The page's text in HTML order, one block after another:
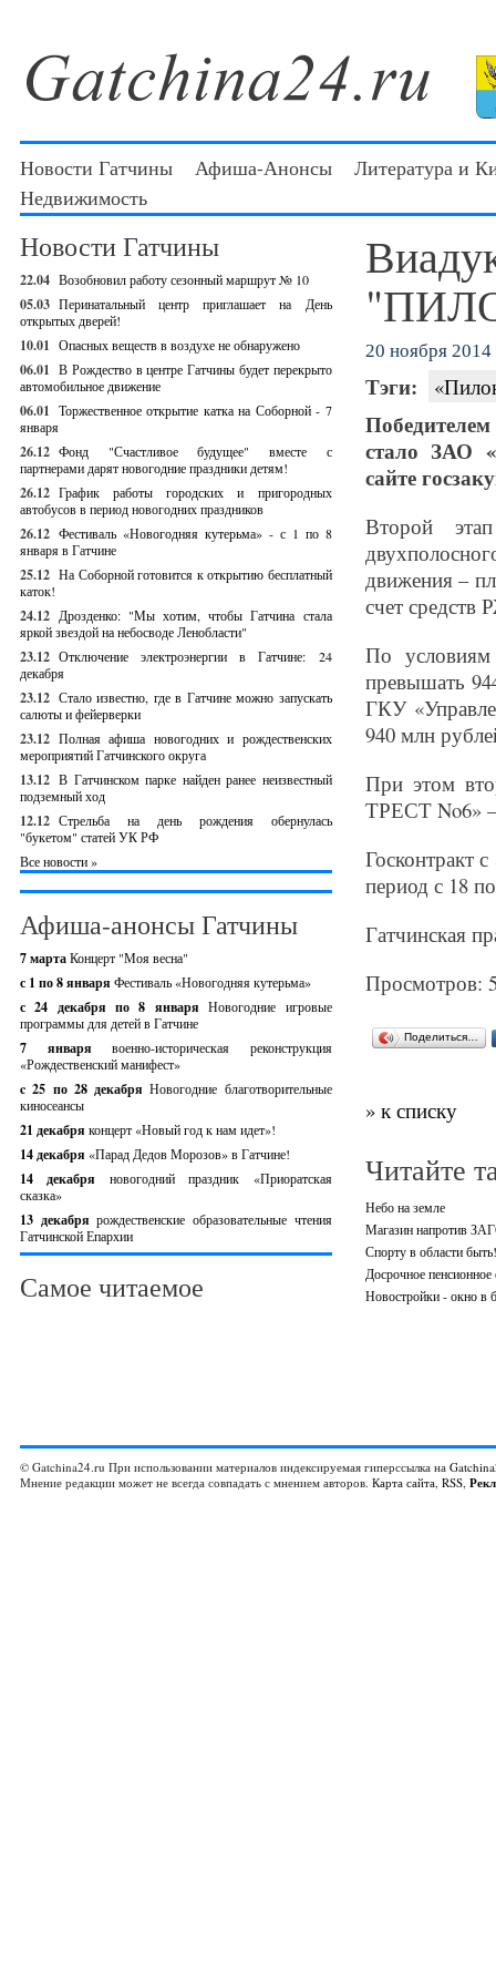
Новости Гатчины Афиша-Анонсы
Литература и
Недвижимость
Новости Гатчины
22.04 Возобновил работу сезонный маршрут № 10
05.03 Перинатальный центр приглашает на День
открытых дверей!
10.01 Опасных веществ в воздухе не обнаружено
06.01 В Рождество в центре Гатчины будет перекрыто
автомобильное движение
06.01 Торжественное открытие катка на Соборной - 7
января
26.12 Фонд "Счастливое будущее" вместе с
партнерами дарят новогодние праздники детям!
26.12 График работы городских и пригородных
автобусов в период новогодних праздников
26.12 Фестиваль «Новогодняя кутерьма» - с 1 по 8
января в Гатчине
25.12 На Соборной готовится к открытию бесплатный
каток!
24.12 Дрозденко: "Мы хотим, чтобы Гатчина стала
яркой звездой на небосводе Ленобласти"
23.12 Отключение электроэнергии в Гатчине: 24
декабря
23.12 Стало известно, где в Гатчине можно запускать
салюты и фейерверки
23.12 Полная афиша новогодних и рождественских
мероприятий Гатчинского округа
13.12 В Гатчинском парке найден ранее неизвестный
подземный ход
12.12 Стрельба на день рождения обернулась
"букетом" статей УК РФ
Все новости »
Афиша-анонсы Гатчины
7 мартаКонцерт "Моя весна"
с 1 по 8 января Фестиваль «Новогодняя кутерьма»
с 24 декабря по 8 январяНовогодние игровые
программы для детей в Гатчине
7 январявоенно-историческая реконструкция
«Рождественский манифест»
c 25 по 28 декабряНовогодние благотворительные
киносеансы
21 декабря концерт «Новый год к нам идет»!
14 декабря «Парад Дедов Морозов» в Гатчине!
14 декабря новогодний праздник «Приоратская
сказка»
13 декабрярождественские образовательные чтения
Гатчинской Епархии
Самое читаемое
20 ноября 2014
Тэги:
стало ЗАО
сайте
Второй
движения –
счет средств
По условиям
превышать
ГКУ
940 млн
При этом
ТРЕСТ No6» –
Госконтракт
период с 18
Гатчинская
Просмотров:
Поделиться…
» к списку
Читайте
Небо на земле
Магазин напротив
Спорту в области быть!
Досрочное пенсионное
Новостройки - окно в
© Gatchina24.ru При использовании материалов индексируемая гиперссылка на
Мнение редакции может не всегда совпадать с мнением авторов. Карта сайта, RSS,